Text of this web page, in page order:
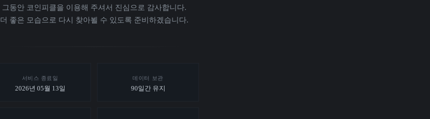
그동안 코인피클을 이용해 주셔서 진심으로 감사합니다.
더 좋은 모습으로 다시 찾아뵐 수 있도록 준비하겠습니다.
서비스 종료일
2026년 05월 13일
데이터 보관
90일간 유지